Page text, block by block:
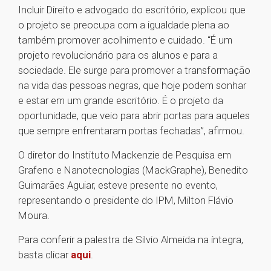
Incluir Direito e advogado do escritório, explicou que
o projeto se preocupa com a igualdade plena ao
também promover acolhimento e cuidado. “É um
projeto revolucionário para os alunos e para a
sociedade. Ele surge para promover a transformação
na vida das pessoas negras, que hoje podem sonhar
e estar em um grande escritório. É o projeto da
oportunidade, que veio para abrir portas para aqueles
que sempre enfrentaram portas fechadas”, afirmou.
O diretor do Instituto Mackenzie de Pesquisa em
Grafeno e Nanotecnologias (MackGraphe), Benedito
Guimarães Aguiar, esteve presente no evento,
representando o presidente do IPM, Milton Flávio
Moura.
Para conferir a palestra de Silvio Almeida na íntegra,
basta clicar aqui.